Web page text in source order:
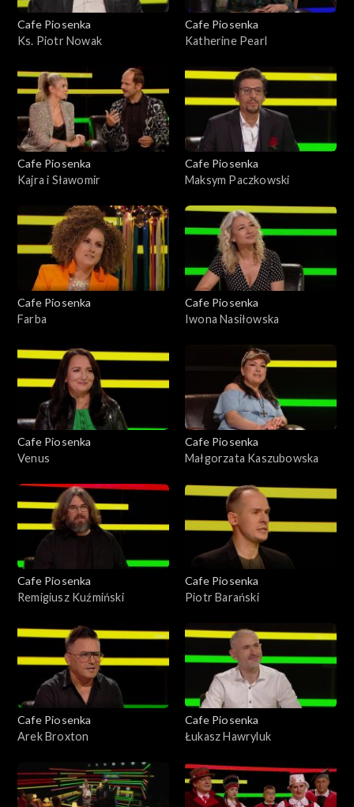
Cafe Piosenka
Ks. Piotr Nowak
Cafe Piosenka
Katherine Pearl
Cafe Piosenka
Kajra i Sławomir
Cafe Piosenka
Maksym Paczkowski
Cafe Piosenka
Farba
Cafe Piosenka
Iwona Nasiłowska
Cafe Piosenka
Venus
Cafe Piosenka
Małgorzata Kaszubowska
Cafe Piosenka
Remigiusz Kuźmiński
Cafe Piosenka
Piotr Barański
Cafe Piosenka
Arek Broxton
Cafe Piosenka
Łukasz Hawryluk